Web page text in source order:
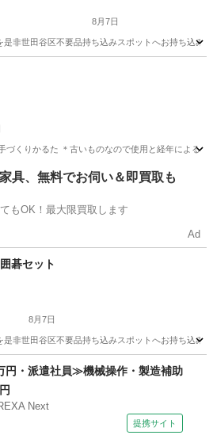
8月7日
世田谷区不要品持ち込みスポットへお持ち込みし
づくりかるた ＊古いものなので使用と経年による
その他
具、無料でお伺い＆即買取も
もOK！最大限買取します
Ad
碁セット
8月7日
世田谷区不要品持ち込みスポットへお持ち込みし
棋、麻雀 スポット
・派遣社員≫機械操作・製造補助
Next
提携サイト